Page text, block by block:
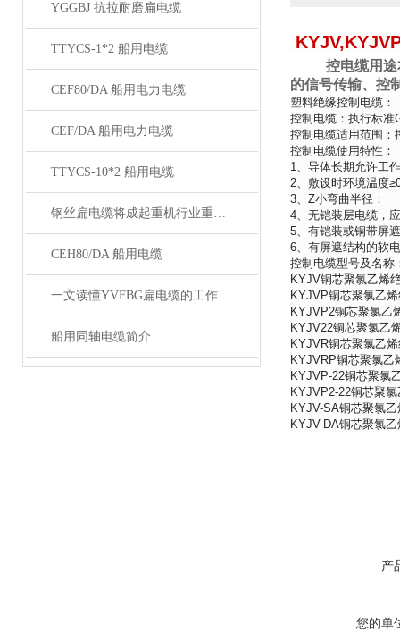
YGGBJ 抗拉耐磨扁电缆
TTYCS-1*2 船用电缆
CEF80/DA 船用电力电缆
CEF/DA 船用电力电缆
TTYCS-10*2 船用电缆
钢丝扁电缆将成起重机行业重要的一部分
CEH80/DA 船用电缆
一文读懂YVFBG扁电缆的工作原理与应用
船用同轴电缆简介
控电缆用
的信号传输、控
塑料绝缘控制电缆：
控制电缆：执行标准
控制电缆适用范围：
控制电缆使用特性：
1、导体长期允许工
2、敷设时环境温度
3、Z小弯曲半径：
4、无铠装层电缆，
5、有铠装或铜带屏
6、有屏遮结构的软
控制电缆型号及名称
KYJV铜芯聚氯乙烯
KYJVP铜芯聚氯乙
KYJVP2铜芯聚氯乙
KYJV22铜芯聚氯乙
KYJVR铜芯聚氯乙
KYJVRP铜芯聚氯乙
KYJVP-22铜芯聚氯
KYJVP2-22铜芯聚
KYJV-SA铜芯聚氯
KYJV-DA铜芯聚氯
产
您的单